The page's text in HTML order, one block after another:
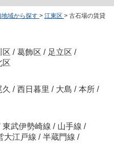
地域から探す > 江東区 > 古石場の賃貸
区 / 葛飾区 / 足立区 /
区
/ 西日暮里 / 大島 / 本所 /
東武伊勢崎線 / 山手線 /
大江戸線 / 半蔵門線 /